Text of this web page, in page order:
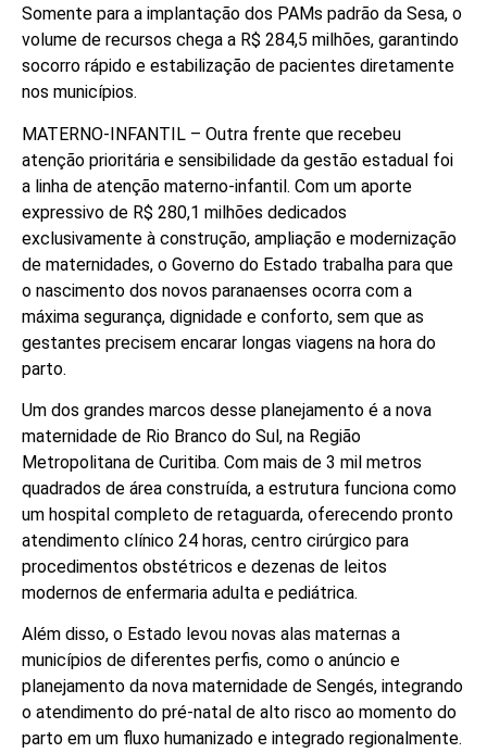
Somente para a implantação dos PAMs padrão da Sesa, o
volume de recursos chega a R$ 284,5 milhões, garantindo
socorro rápido e estabilização de pacientes diretamente
nos municípios.
MATERNO-INFANTIL – Outra frente que recebeu
atenção prioritária e sensibilidade da gestão estadual foi
a linha de atenção materno-infantil. Com um aporte
expressivo de R$ 280,1 milhões dedicados
exclusivamente à construção, ampliação e modernização
de maternidades, o Governo do Estado trabalha para que
o nascimento dos novos paranaenses ocorra com a
máxima segurança, dignidade e conforto, sem que as
gestantes precisem encarar longas viagens na hora do
parto.
Um dos grandes marcos desse planejamento é a nova
maternidade de Rio Branco do Sul, na Região
Metropolitana de Curitiba. Com mais de 3 mil metros
quadrados de área construída, a estrutura funciona como
um hospital completo de retaguarda, oferecendo pronto
atendimento clínico 24 horas, centro cirúrgico para
procedimentos obstétricos e dezenas de leitos
modernos de enfermaria adulta e pediátrica.
Além disso, o Estado levou novas alas maternas a
municípios de diferentes perfis, como o anúncio e
planejamento da nova maternidade de Sengés, integrando
o atendimento do pré-natal de alto risco ao momento do
parto em um fluxo humanizado e integrado regionalmente.